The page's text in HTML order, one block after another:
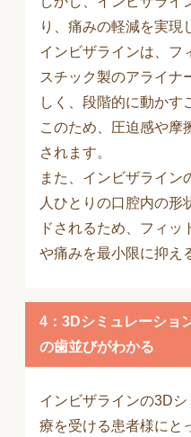
り、痛みの軽減を実現
インビザラインは、フ
スチック製のアライナ
しく、段階的に動かす
このため、圧迫感や摩
されます。
また、インビザライン
人ひとりの口腔内の形
ドされるため、フィ
や痛みを最小限に抑え
4：3Dシミュレーショ
の歯並びがわかる
インビザラインの3D
療を受ける患者様にと